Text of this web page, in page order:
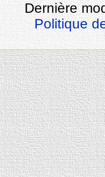
Dernière
Politique